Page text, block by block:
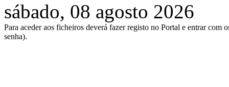
sábado, 08 agosto 2026
Para aceder aos ficheiros deverá fazer registo no Portal e entrar com
senha).